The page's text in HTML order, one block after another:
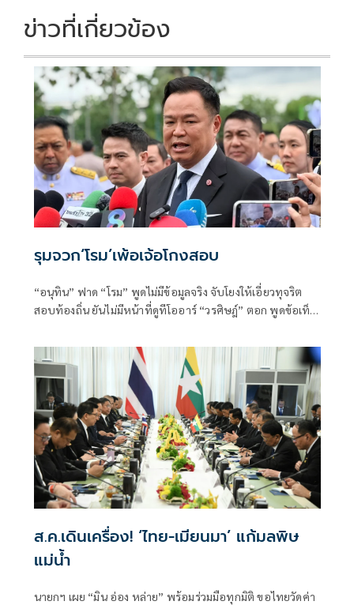
ข่าวที่เกี่ยวข้อง
รุมจวก‘โรม’เพ้อเจ้อโกงสอบ
“อนุทิน” ฟาด “โรม” พูดไม่มีข้อมูลจริง จับโยงให้เอี่ยวทุจริต
สอบท้องถิ่น ยันไม่มีหน้าที่ดูทีโออาร์ “วรศิษฎ์” ตอก พูดข้อเท็จ
ส.ค.เดินเครื่อง! ‘ไทย-เมียนมา’ แก้มลพิษ
แม่นํ้า
นายกฯ เผย “มิน อ่อง หล่าย” พร้อมร่วมมือทุกมิติ ขอไทยวัดค่า